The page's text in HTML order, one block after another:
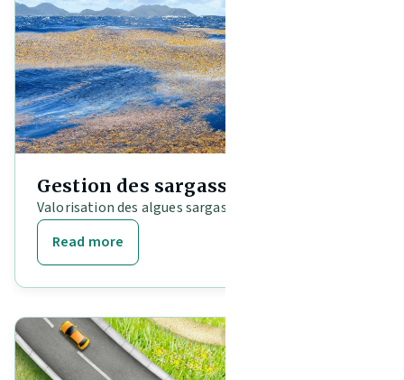
Gestion des sargasses
Valorisation des algues sargasses dans la Caraïbe
Read more